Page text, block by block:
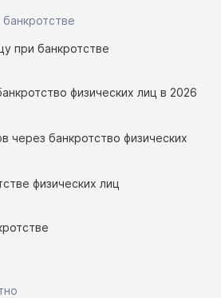
при банкротстве
физических лиц в 2026
через банкротство физических
физических лиц